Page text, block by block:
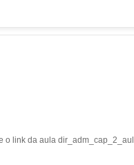
o link da aula